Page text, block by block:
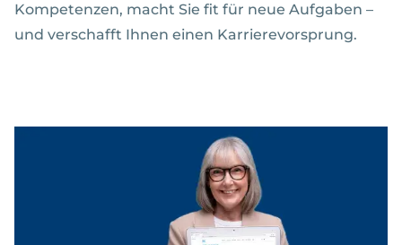
Kompetenzen, macht Sie fit für neue Aufgaben –
und verschafft Ihnen einen Karrierevorsprung.